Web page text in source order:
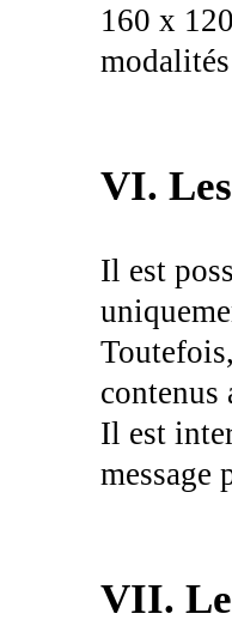
160 x
VI.
Il est
contenus
Il est
message
VII.